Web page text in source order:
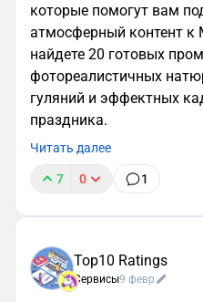
которые помогут вам
атмосферный контент к
найдете 20 готовых
фотореалистичных
гуляний и эффектных
праздника.
Читать далее
7 0 1
Top10 Ratings
Сервисы9 февр